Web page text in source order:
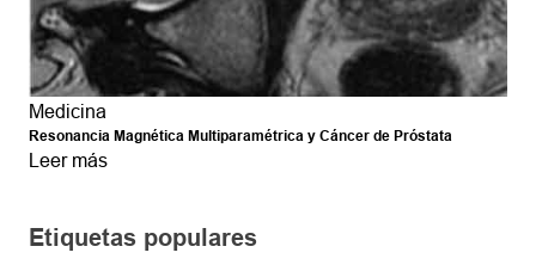
Medicina
Resonancia Magnética Multiparamétrica y Cáncer de Próstata
Leer más
Etiquetas populares